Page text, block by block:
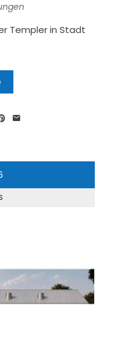
Templer in Stadt